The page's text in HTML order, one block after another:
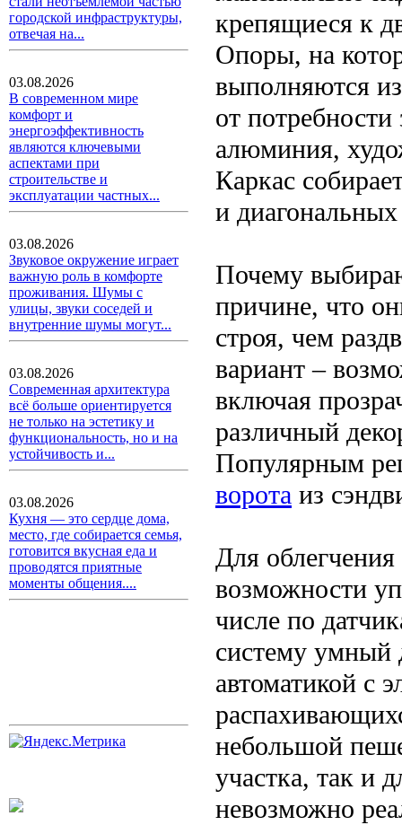
городской инфраструктуры,
отвечая на...
03.08.2026
В современном мире
комфорт и
энергоэффективность
являются ключевыми
аспектами при
строительстве и
эксплуатации частных...
03.08.2026
Звуковое окружение играет
важную роль в комфорте
проживания. Шумы с
улицы, звуки соседей и
внутренние шумы могут...
03.08.2026
Современная архитектура
всё больше ориентируется
не только на эстетику и
функциональность, но и на
устойчивость и...
03.08.2026
Кухня — это сердце дома,
место, где собирается семья,
готовится вкусная еда и
проводятся приятные
моменты общения....
крепящиеся к
Опоры, на
выполняются
от
алюминия,
Каркас
и
Почему
причине, что
строя, чем
вариант –
включая
различный
Популярным
ворота из
Для
возможности
числе по
систему умный
автоматикой с
небольшой
участка, так и
невозможно